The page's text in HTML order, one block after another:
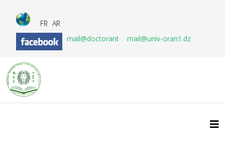
FR AR
mail@doctorant
mail@univ-oran1.dz